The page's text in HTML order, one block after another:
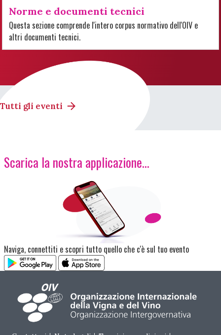
Norme e documenti tecnici
Questa sezione comprende l'intero corpus normativo dell'OIV e
altri documenti tecnici.
Tutti gli eventi
Scarica la nostra applicazione...
Immagine
Naviga, connettiti e scopri tutto quello che c'è sul tuo evento